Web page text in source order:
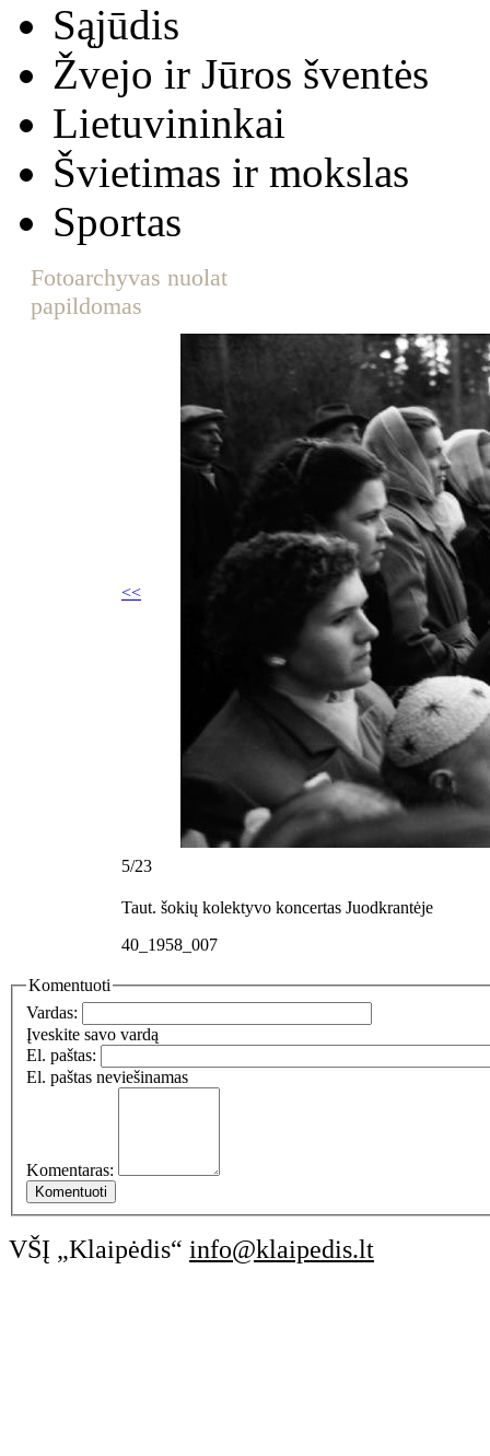
Sąjūdis
Žvejo ir Jūros šventės
Lietuvininkai
Švietimas ir mokslas
Sportas
Fotoarchyvas nuolat
papildomas
<<
5/23
Taut. šokių kolektyvo koncertas Juodkrantėje
40_1958_007
Komentuoti
Vardas:
Įveskite savo vardą
El. paštas:
El. paštas neviešinamas
Komentaras:
VŠĮ „Klaipėdis“ info@klaipedis.lt